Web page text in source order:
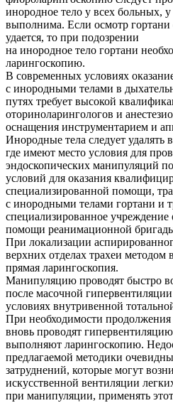
инородное тело у всех больных,
выполнима. Если осмотр
удается, то при подозрении
на инородное тело гортани
ларингоскопию.
В современных условиях
с инородными телами в
путях требует высокой
оториноларингологов и
оснащения инструментарием и
Инородные тела следует удалять
где имеют место условия для
эндоскопических манипуляций
условий для оказания
специализированной помощи,
с инородными телами гортани и
специализированное
помощи реанимационной
При локализации
верхних отделах трахеи методом
прямая ларингоскопия.
Манипуляцию проводят быстро
после масочной
условиях внутривенной
При необходимости продолжения
вновь проводят
выполняют ларингоскопию.
предлагаемой методики
затруднений, которые могут
искусственной вентиляции
при манипуляции, применять